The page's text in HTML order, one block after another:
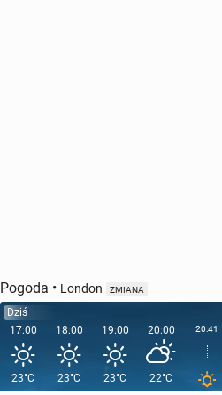
Pogoda • London ZMIANA
Dziś
17:00
23°C
18:00
23°C
19:00
23°C
20:00
22°C
20:41